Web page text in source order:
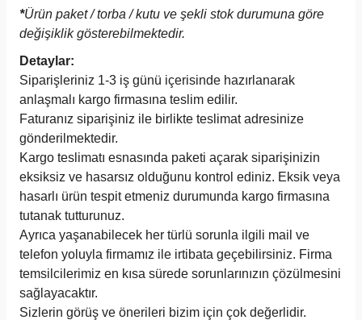
*Ürün paket / torba / kutu ve şekli stok durumuna göre
değişiklik gösterebilmektedir.
Detaylar:
Siparişleriniz 1-3 iş günü içerisinde hazırlanarak
anlaşmalı kargo firmasına teslim edilir.
Faturanız siparişiniz ile birlikte teslimat adresinize
gönderilmektedir.
Kargo teslimatı esnasında paketi açarak siparişinizin
eksiksiz ve hasarsız olduğunu kontrol ediniz. Eksik veya
hasarlı ürün tespit etmeniz durumunda kargo firmasına
tutanak tutturunuz.
Ayrıca yaşanabilecek her türlü sorunla ilgili mail ve
telefon yoluyla firmamız ile irtibata geçebilirsiniz. Firma
temsilcilerimiz en kısa sürede sorunlarınızın çözülmesini
sağlayacaktır.
Sizlerin görüş ve önerileri bizim için çok değerlidir.